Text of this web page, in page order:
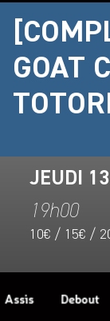
GOAT
JEUDI
19h00
10€ / 15€ /